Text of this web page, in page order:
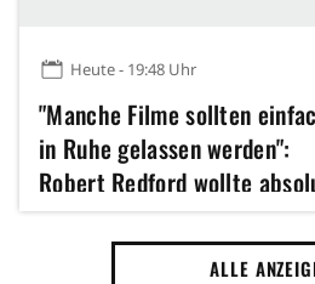
Heute - 19:48 Uhr
"Manche Filme sollten
in Ruhe gelassen werden":
Robert Redford wollte
kein Remake dieses
der 70er Jahre
ALLE